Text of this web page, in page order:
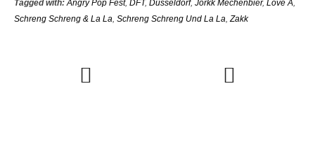
Tagged with: Angry Pop Fest, DFT, Düsseldorf, Jörkk Mechenbier, Love A,
Schreng Schreng & La La, Schreng Schreng Und La La,Zakk